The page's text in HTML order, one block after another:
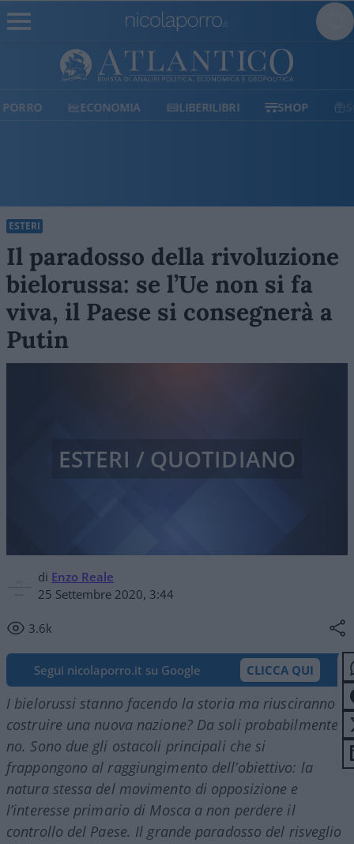
ECONOMIA LIBERILIBRI SHOP SOSTIENICI
ESTERI
Il paradosso della rivoluzione
bielorussa: se l’Ue non si fa
viva, il Paese si consegnerà a
Putin
di Enzo Reale
25 Settembre 2020, 3:44
3.6k
ESTERI / QUOTIDIANO
Segui nicolaporro.it su Google CLICCA QUI
I bielorussi stanno facendo la storia ma riusciranno a
costruire una nuova nazione? Da soli probabilmente
no. Sono due gli ostacoli principali che si
frappongono al raggiungimento dell’obiettivo: la
natura stessa del movimento di opposizione e
l’interesse primario di Mosca a non perdere il
controllo del Paese. Il grande paradosso del risveglio